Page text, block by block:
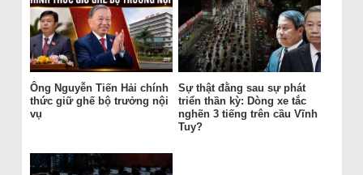
Ông Nguyễn Tiến Hải chính
thức giữ ghế bộ trưởng nội
vụ
Sự thật đằng sau sự phát
triển thần kỳ: Dòng xe tắc
nghẽn 3 tiếng trên cầu Vĩnh
Tuy?